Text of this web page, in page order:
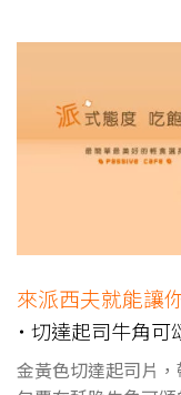
來派西夫就能讓
˙ 切達起司牛角可
金黃色切達起司片